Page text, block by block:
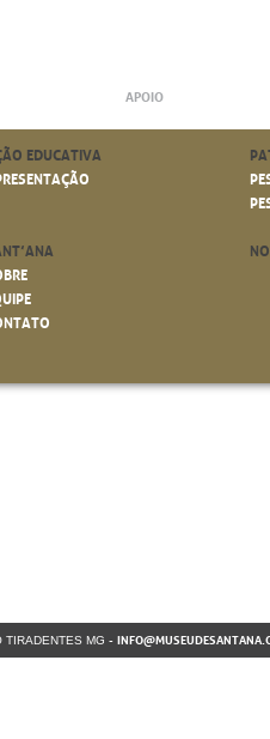
APOIO
EDUCATIVA
TIRADENTES MG -